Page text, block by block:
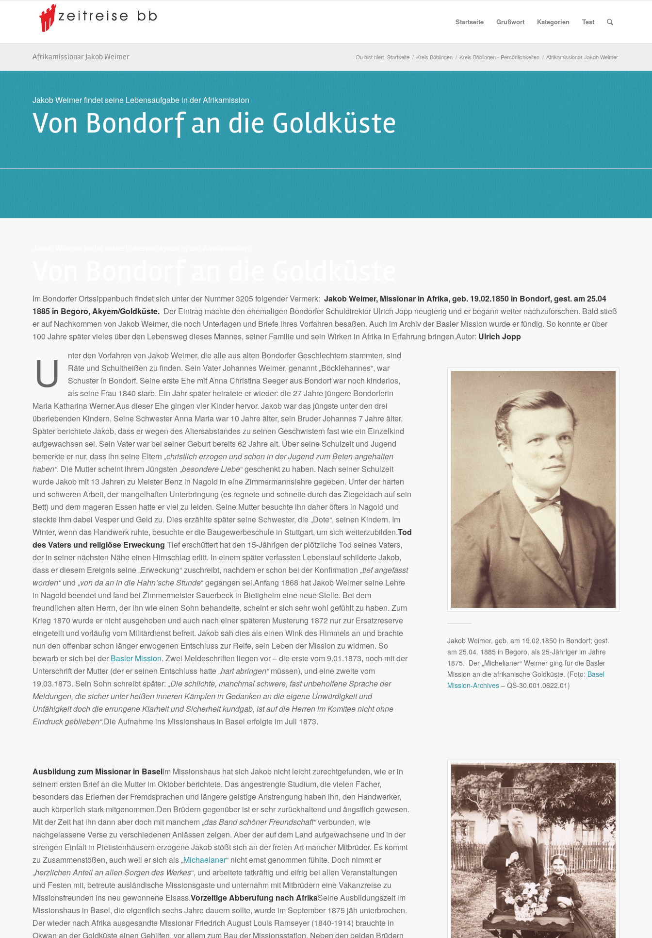
Startseite Grußwort Kategorien Test
Afrikamissionar Jakob Weimer Du bist hier: Startseite / Kreis Böblingen / Kreis Böblingen - Persönlichkeiten / Afrikamissionar Jakob Weimer
Jakob Weimer findet seine Lebensaufgabe in der Afrikamission
Von Bondorf an die Goldküste
Im Bondorfer Ortssippenbuch findet sich unter der Nummer 3205 folgender Vermerk: Jakob Weimer, Missionar in Afrika, geb. 19.02.1850 in Bondorf, gest. am 25.04
1885 in Begoro, Akyem/Goldküste. Der Eintrag machte den ehemaligen Bondorfer Schuldirektor Ulrich Jopp neugierig und er begann weiter nachzuforschen. Bald stieß
er auf Nachkommen von Jakob Weimer, die noch Unterlagen und Briefe ihres Vorfahren besaßen. Auch im Archiv der Basler Mission wurde er fündig. So konnte er über
100 Jahre später vieles über den Lebensweg dieses Mannes, seiner Familie und sein Wirken in Afrika in Erfahrung bringen.Autor: Ulrich Jopp
U
nter den Vorfahren von Jakob Weimer, die alle aus alten Bondorfer Geschlechtern stammten, sind
Räte und Schultheißen zu finden. Sein Vater Johannes Weimer, genannt „Böcklehannes“, war
Schuster in Bondorf. Seine erste Ehe mit Anna Christina Seeger aus Bondorf war noch kinderlos,
als seine Frau 1840 starb. Ein Jahr später heiratete er wieder: die 27 Jahre jüngere Bondorferin
Maria Katharina Werner.Aus dieser Ehe gingen vier Kinder hervor. Jakob war das jüngste unter den drei
überlebenden Kindern. Seine Schwester Anna Maria war 10 Jahre älter, sein Bruder Johannes 7 Jahre älter.
Später berichtete Jakob, dass er wegen des Altersabstandes zu seinen Geschwistern fast wie ein Einzelkind
aufgewachsen sei. Sein Vater war bei seiner Geburt bereits 62 Jahre alt. Über seine Schulzeit und Jugend
bemerkte er nur, dass ihn seine Eltern „christlich erzogen und schon in der Jugend zum Beten angehalten
haben“. Die Mutter scheint ihrem Jüngsten „besondere Liebe“ geschenkt zu haben. Nach seiner Schulzeit
wurde Jakob mit 13 Jahren zu Meister Benz in Nagold in eine Zimmermannslehre gegeben. Unter der harten
und schweren Arbeit, der mangelhaften Unterbringung (es regnete und schneite durch das Ziegeldach auf sein
Bett) und dem mageren Essen hatte er viel zu leiden. Seine Mutter besuchte ihn daher öfters in Nagold und
steckte ihm dabei Vesper und Geld zu. Dies erzählte später seine Schwester, die „Dote“, seinen Kindern. Im
Winter, wenn das Handwerk ruhte, besuchte er die Baugewerbeschule in Stuttgart, um sich weiterzubilden.Tod
des Vaters und religiöse Erweckung Tief erschüttert hat den 15-Jährigen der plötzliche Tod seines Vaters,
der in seiner nächsten Nähe einen Hirnschlag erlitt. In einem später verfassten Lebenslauf schilderte Jakob,
dass er diesem Ereignis seine „Erweckung“ zuschreibt, nachdem er schon bei der Konfirmation „tief angefasst
worden“und „von da an in die Hahn’sche Stunde“ gegangen sei.Anfang 1868 hat Jakob Weimer seine Lehre
in Nagold beendet und fand bei Zimmermeister Sauerbeck in Bietigheim eine neue Stelle. Bei dem
freundlichen alten Herrn, der ihn wie einen Sohn behandelte, scheint er sich sehr wohl gefühlt zu haben. Zum
Krieg 1870 wurde er nicht ausgehoben und auch nach einer späteren Musterung 1872 nur zur Ersatzreserve
eingeteilt und vorläufig vom Militärdienst befreit. Jakob sah dies als einen Wink des Himmels an und brachte
nun den offenbar schon länger erwogenen Entschluss zur Reife, sein Leben der Mission zu widmen. So
bewarb er sich bei der Basler Mission. Zwei Meldeschriften liegen vor – die erste vom 9.01.1873, noch mit der
Unterschrift der Mutter (der er seinen Entschluss hatte „hart abringen“müssen), und eine zweite vom
19.03.1873. Sein Sohn schreibt später: „Die schlichte, manchmal schwere, fast unbeholfene Sprache der
Meldungen, die sicher unter heißen inneren Kämpfen in Gedanken an die eigene Unwürdigkeit und
Unfähigkeit doch die errungene Klarheit und Sicherheit kundgab, ist auf die Herren im Komitee nicht ohne
Eindruck geblieben“.Die Aufnahme ins Missionshaus in Basel erfolgte im Juli 1873.
Jakob Weimer, geb. am 19.02.1850 in Bondorf; gest.
am 25.04. 1885 in Begoro, als 25-Jähriger im Jahre
1875. Der „Michelianer“ Weimer ging für die Basler
Mission an die afrikanische Goldküste. (Foto: Basel
Mission-Archives – QS-30.001.0622.01)
Ausbildung zum Missionar in BaselIm Missionshaus hat sich Jakob nicht leicht zurechtgefunden, wie er in
seinem ersten Brief an die Mutter im Oktober berichtete. Das angestrengte Studium, die vielen Fächer,
besonders das Erlernen der Fremdsprachen und längere geistige Anstrengung haben ihn, den Handwerker,
auch körperlich stark mitgenommen.Den Brüdern gegenüber ist er sehr zurückhaltend und ängstlich gewesen.
Mit der Zeit hat ihn dann aber doch mit manchem „das Band schöner Freundschaft“verbunden, wie
nachgelassene Verse zu verschiedenen Anlässen zeigen. Aber der auf dem Land aufgewachsene und in der
strengen Einfalt in Pietistenhäusern erzogene Jakob stößt sich an der freien Art mancher Mitbrüder. Es kommt
zu Zusammenstößen, auch weil er sich als „Michaelaner“ nicht ernst genommen fühlte. Doch nimmt er
„herzlichen Anteil an allen Sorgen des Werkes“, und arbeitete tatkräftig und eifrig bei allen Veranstaltungen
und Festen mit, betreute ausländische Missionsgäste und unternahm mit Mitbrüdern eine Vakanzreise zu
Missionsfreunden ins neu gewonnene Elsass.Vorzeitige Abberufung nach AfrikaSeine Ausbildungszeit im
Missionshaus in Basel, die eigentlich sechs Jahre dauern sollte, wurde im September 1875 jäh unterbrochen.
Der wieder nach Afrika ausgesandte Missionar Friedrich August Louis Ramseyer (1840-1914) brauchte in
Okwan an der Goldküste einen Gehilfen, vor allem zum Bau der Missionsstation. Neben den beiden Brüdern